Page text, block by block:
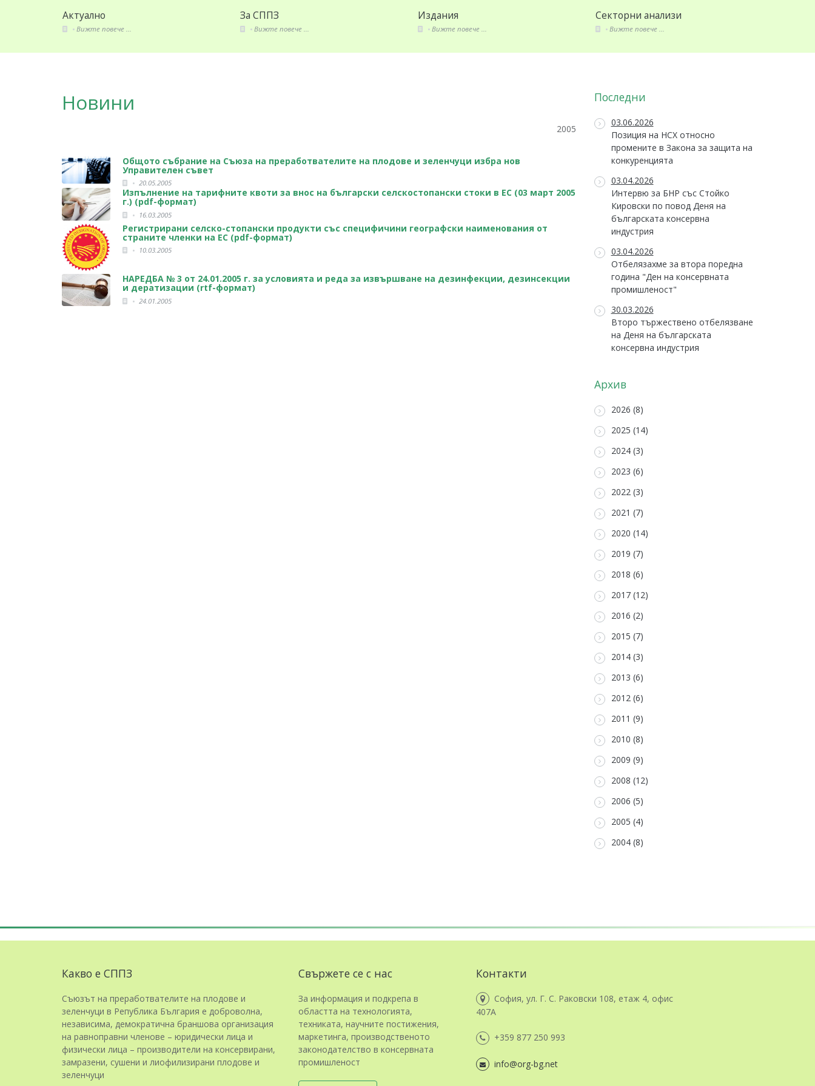
Вижте повече ... Вижте повече ... Вижте повече ...
Секторни анализи
Вижте повече ...
Новини
2005
Общото събрание на Съюза на преработвателите на плодове и зеленчуци избра нов
Управителен съвет
20.05.2005
Изпълнение на тарифните квоти за внос на български селскостопански стоки в ЕС (03 март 2005
г.) (pdf-формат)
16.03.2005
Регистрирани селско-стопански продукти със специфичини географски наименования от
страните членки на ЕС (pdf-формат)
10.03.2005
НАРЕДБА № 3 от 24.01.2005 г. за условията и реда за извършване на дезинфекции, дезинсекции
и дератизации (rtf-формат)
24.01.2005
Последни
03.06.2026
Позиция на НСХ относно
промените в Закона за защита на
конкуренцията
03.04.2026
Интервю за БНР със Стойко
Кировски по повод Деня на
българската консервна
индустрия
03.04.2026
Отбелязахме за втора поредна
година "Ден на консервната
промишленост"
30.03.2026
Второ тържествено отбелязване
на Деня на българската
консервна индустрия
Архив
2026 (8)
2025 (14)
2024 (3)
2023 (6)
2022 (3)
2021 (7)
2020 (14)
2019 (7)
2018 (6)
2017 (12)
2016 (2)
2015 (7)
2014 (3)
2013 (6)
2012 (6)
2011 (9)
2010 (8)
2009 (9)
2008 (12)
2006 (5)
2005 (4)
2004 (8)
Какво е СППЗ
Съюзът на преработвателите на плодове и
зеленчуци в Република България е доброволна,
независима, демократична браншова организация
на равноправни членове – юридически лица и
физически лица – производители на консервирани,
замразени, сушени и лиофилизирани плодове и
зеленчуци
Свържете се с нас
За информация и подкрепа в
областта на технологията,
техниката, научните постижения,
маркетинга, производственото
законодателство в консервната
промишленост
Контакти
София, ул. Г. С. Раковски 108, етаж 4, офис
407А
+359 877 250 993
info@org-bg.net